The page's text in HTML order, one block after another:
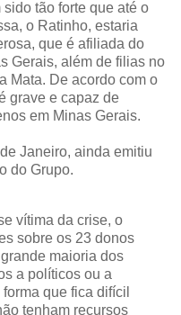
tão forte que até o
o Ratinho, estaria
que é afiliada do
Gerais, além de filias no
Mata. De acordo com o
grave e capaz de
em Minas Gerais.
Janeiro, ainda emitiu
do Grupo.
vítima da crise, o
sobre os 23 donos
maioria dos
a políticos ou a
que fica difícil
tenham recursos